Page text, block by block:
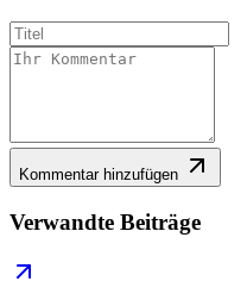
Kommentar hinzufügen
Verwandte Beiträge